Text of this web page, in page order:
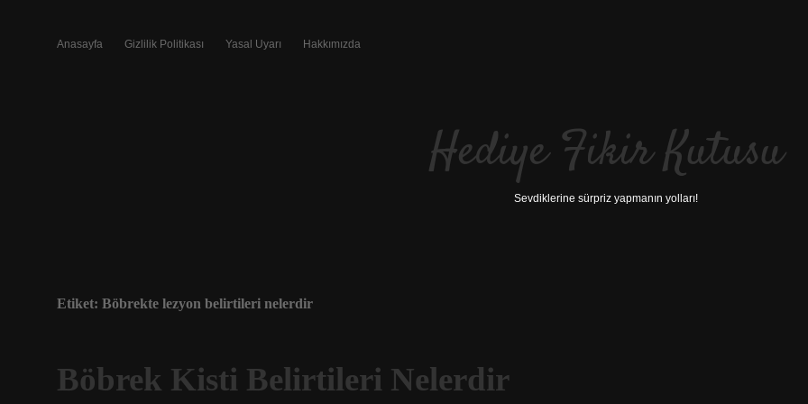
Anasayfa Gizlilik Politikası Yasal Uyarı Hakkımızda
Hediye Fikir Kutusu
Sevdiklerine sürpriz yapmanın yolları!
Etiket: Böbrekte lezyon belirtileri nelerdir
Böbrek Kisti Belirtileri Nelerdir